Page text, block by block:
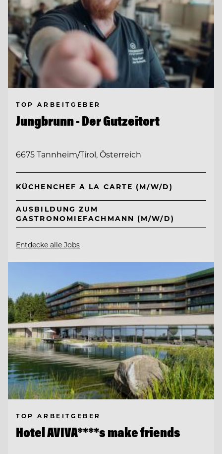
TOP ARBEITGEBER
Jungbrunn - Der Gutzeitort
6675 Tannheim/Tirol, Österreich
KÜCHENCHEF A LA CARTE (M/W/D)
AUSBILDUNG ZUM
GASTRONOMIEFACHMANN (M/W/D)
Entdecke alle Jobs
TOP ARBEITGEBER
Hotel AVIVA****s make friends